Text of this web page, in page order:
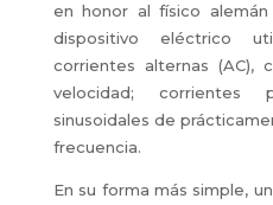
en honor al físico
dispositivo eléctrico
corrientes alternas (AC),
velocidad; corrientes
sinusoidales de
frecuencia.
En su forma más simple,